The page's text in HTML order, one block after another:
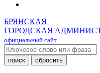
БРЯНСКАЯ
ГОРОДСКАЯ
официальный сайт